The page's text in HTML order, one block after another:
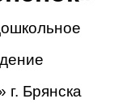
Брянска